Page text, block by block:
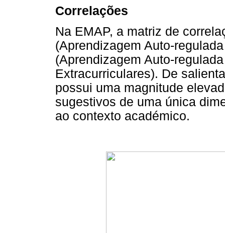
Correlações
Na EMAP, a matriz de
(Aprendizagem Auto-
(Aprendizagem Auto-
Extracurriculares). De
possui uma magnitude
sugestivos de uma única
ao contexto académico.